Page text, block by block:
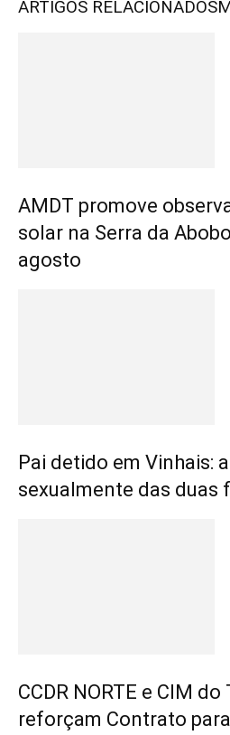
ARTIGOS RELACIONADOS
AMDT promove
solar na Serra da
agosto
Pai detido em Vinhais:
sexualmente das duas
CCDR NORTE e CIM
reforçam Contrato